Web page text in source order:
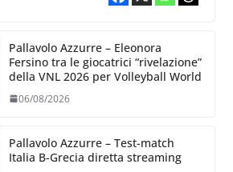
Pallavolo Azzurre – Eleonora
Fersino tra le giocatrici “rivelazione”
della VNL 2026 per Volleyball World
06/08/2026
Pallavolo Azzurre – Test-match
Italia B-Grecia diretta streaming